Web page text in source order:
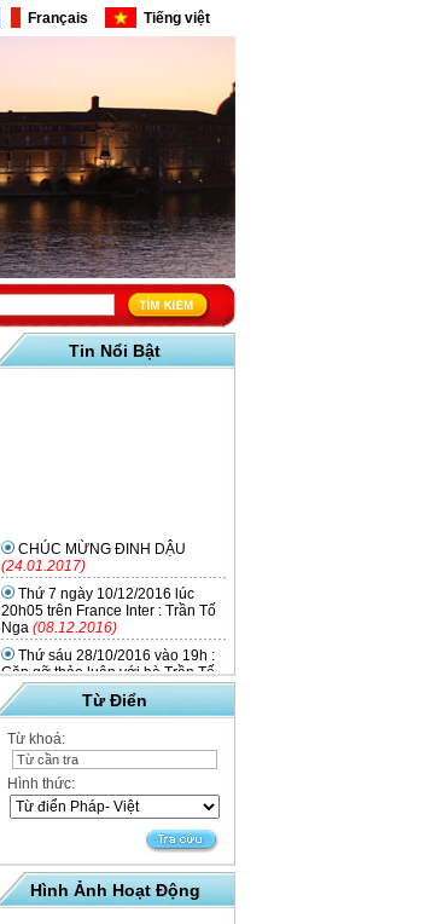
Français Tiếng việt
Tin Nổi Bật
(24.01.2017)
Thứ 7 ngày 10/12/2016 lúc
20h05 trên France Inter : Trần Tố
Nga(08.12.2016)
Thứ sáu 28/10/2016 vào 19h :
Gặp gỡ thảo luận với bà Trần Tố
Nga quanh cuốn sách
(20.10.2016)
Thứ tư ngày 14/09/2016 lúc
18h : gặp gỡ giới thiệu về các lớp
tiếng Việt sắp mở(07.09.2016)
Mekong stories - Phim của
Phan Đăng Di công chiếu tại rạp
Utopia (Toulouse) từ 4 đến
(01.05.2016)
20/4/2016 : Film Mekong
Stories của Phan Dang Di ra mắt
quần chúng Pháp.(08.04.2016)
Từ Điển
Từ khoá:
Hình thức:
Hình Ảnh Hoạt Động